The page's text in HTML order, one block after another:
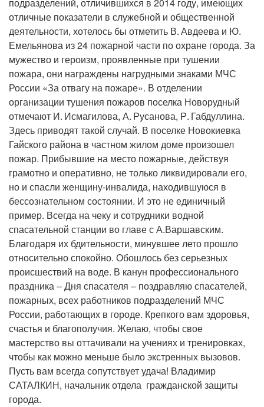
отличные показатели в служебной и общественной
деятельности, хотелось бы отметить В. Авдеева и Ю.
Емельянова из 24 пожарной части по охране города. За
мужество и героизм, проявленные при тушении
пожара, они награждены нагрудными знаками МЧС
России «За отвагу на пожаре». В отделении
организации тушения пожаров поселка Новорудный
отмечают И. Исмагилова, А. Русанова, Р. Габдуллина.
Здесь приводят такой случай. В поселке Новокиевка
Гайского района в частном жилом доме произошел
пожар. Прибывшие на место пожарные, действуя
грамотно и оперативно, не только ликвидировали его,
но и спасли женщину-инвалида, находившуюся в
бессознательном состоянии. И это не единичный
пример. Всегда на чеку и сотрудники водной
спасательной станции во главе с А.Варшавским.
Благодаря их бдительности, минувшее лето прошло
относительно спокойно. Обошлось без серьезных
происшествий на воде. В канун профессионального
праздника – Дня спасателя – поздравляю спасателей,
пожарных, всех работников подразделений МЧС
России, работающих в городе. Крепкого вам здоровья,
счастья и благополучия. Желаю, чтобы свое
мастерство вы оттачивали на учениях и тренировках,
чтобы как можно меньше было экстренных вызовов.
Пусть вам всегда сопутствует удача! Владимир
САТАЛКИН, начальник отдела гражданской защиты
города.